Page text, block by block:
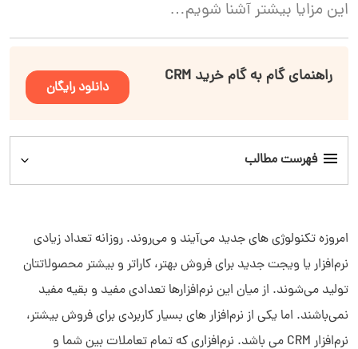
این مزایا بیشتر آشنا شویم…
راهنمای گام به گام خرید CRM
دانلود رایگان
فهرست مطالب
مزایای نرم افزار CRM
مزایای نرم افزار CRM دیدار
امروزه تکنولوژی های جدید می‌آیند و می‌روند. روزانه تعداد زیادی
نرم‌افزار یا ویجت جدید برای فروش بهتر، کاراتر و بیشتر محصولاتتان
تولید می‌شوند. از میان این نرم‌افزارها تعدادی مفید و بقیه مفید
نمی‌باشند. اما یکی از نرم‌افزار های بسیار کاربردی برای فروش بیشتر،
نرم‌افزار CRM می باشد. نرم‌افزاری که تمام تعاملات بین شما و